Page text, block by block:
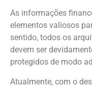
As informações
elementos valiosos
sentido, todos os
devem ser
protegidos de modo
Atualmente, com o